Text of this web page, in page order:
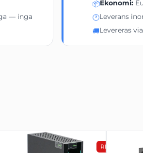
3-6 dagar
N/A
— inga
📦Ekonomi:
🕐Leverans
🚚Levereras
REA